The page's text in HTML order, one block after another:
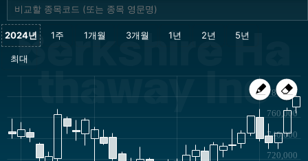
Berkshire Ha
thaway Inc
720,000
740,000
760,000
780,000